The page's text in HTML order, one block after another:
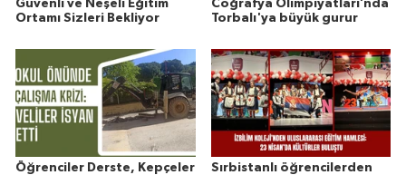
Güvenli ve Neşeli Eğitim
Ortamı Sizleri Bekliyor
Coğrafya Olimpiyatları’nda
Torbalı'ya büyük gurur
Öğrenciler Derste, Kepçeler
Sırbistanlı öğrencilerden